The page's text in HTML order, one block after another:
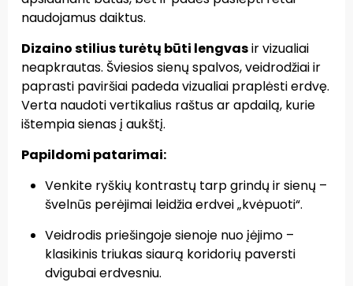
naudojamus daiktus.
Dizaino stilius turėtų būti lengvasir vizualiai
neapkrautas. Šviesios sienų spalvos, veidrodžiai ir
paprasti paviršiai padeda vizualiai praplėsti erdvę.
Verta naudoti vertikalius raštus ar apdailą, kurie
ištempia sienas į aukštį.
Papildomi patarimai:
Venkite ryškių kontrastų tarp grindų ir sienų –
švelnūs perėjimai leidžia erdvei „kvėpuoti“.
Veidrodis priešingoje sienoje nuo įėjimo –
klasikinis triukas siaurą koridorių paversti
dvigubai erdvesniu.